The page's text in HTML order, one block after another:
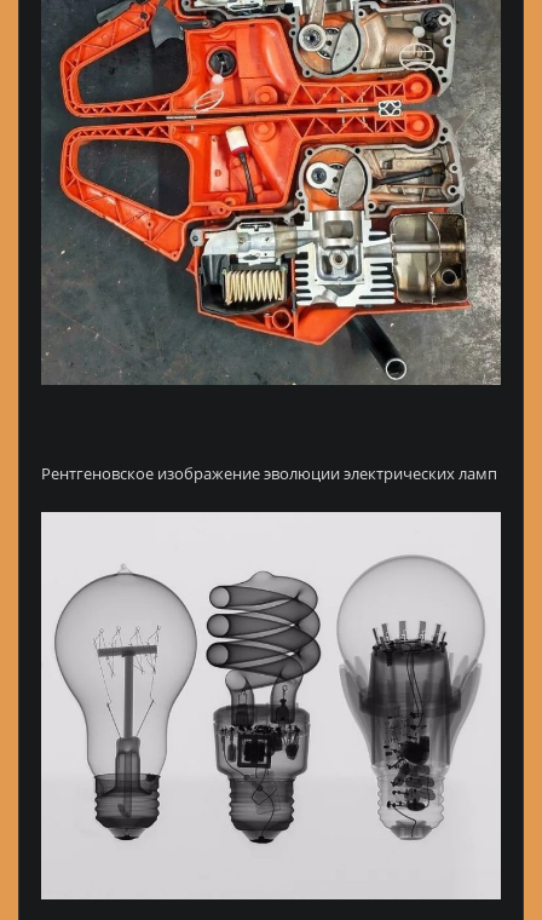
Рентгеновское изображение эволюции электрических ламп